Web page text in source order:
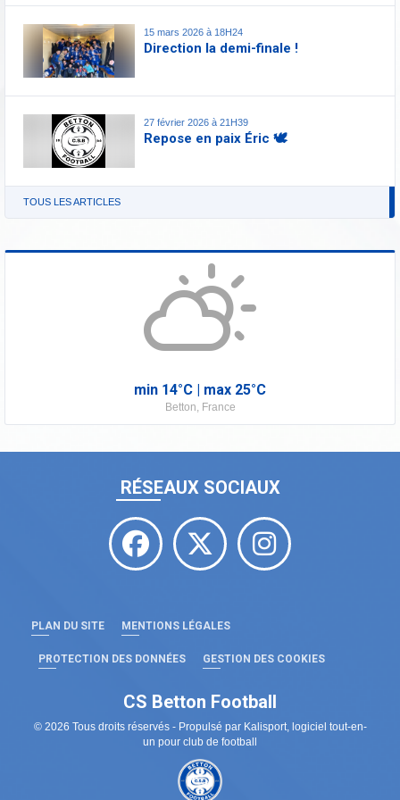
15 mars 2026 à 18H24
Direction la demi-finale !
27 février 2026 à 21H39
Repose en paix Éric 🕊️
TOUS LES ARTICLES
min 14°C | max 25°C
Betton, France
RÉSEAUX SOCIAUX
PLAN DU SITE MENTIONS LÉGALES
PROTECTION DES DONNÉES GESTION DES COOKIES
CS Betton Football
© 2026 Tous droits réservés - Propulsé par Kalisport, logiciel tout-en-
un pour club de football